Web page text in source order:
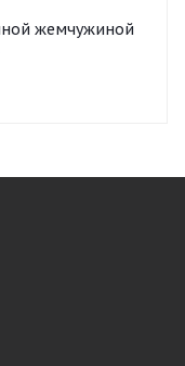
жемчужиной